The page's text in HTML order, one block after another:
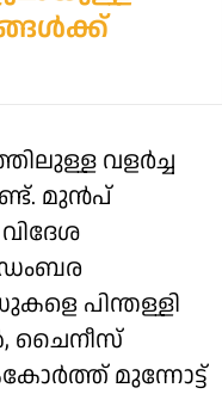
വളർച്ച
മുൻപ്
പിന്തള്ളി
ചൈനീസ്
മുന്നോട്ട്